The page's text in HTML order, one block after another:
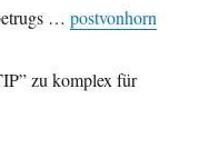
…postvonhorn
zu komplex für